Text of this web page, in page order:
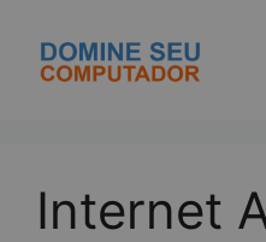
para
Internet